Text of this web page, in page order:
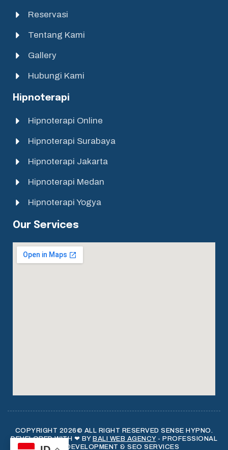
Reservasi
Tentang Kami
Gallery
Hubungi Kami
Hipnoterapi
Hipnoterapi Online
Hipnoterapi Surabaya
Hipnoterapi Jakarta
Hipnoterapi Medan
Hipnoterapi Yogya
Our Services
COPYRIGHT 2026© ALL RIGHT RESERVED SENSE HYPNO.
DEVELOPED WITH ❤ BY BALI WEB AGENCY- PROFESSIONAL
WEB DEVELOPMENT & SEO SERVICES